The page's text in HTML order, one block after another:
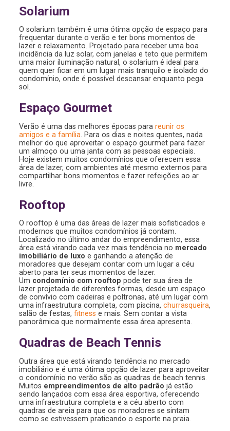
Solarium
O solarium também é uma ótima opção de espaço para
frequentar durante o verão e ter bons momentos de
lazer e relaxamento. Projetado para receber uma boa
incidência da luz solar, com janelas e teto que permitem
uma maior iluminação natural, o solarium é ideal para
quem quer ficar em um lugar mais tranquilo e isolado do
condomínio, onde é possível descansar enquanto pega
sol.
Espaço Gourmet
Verão é uma das melhores épocas parareunir os
amigos e a família . Para os dias e noites quentes, nada
melhor do que aproveitar o espaço gourmet para fazer
um almoço ou uma janta com as pessoas especiais.
Hoje existem muitos condomínios que oferecem essa
área de lazer, com ambientes até mesmo externos para
compartilhar bons momentos e fazer refeições ao ar
livre.
Rooftop
O rooftop é uma das áreas de lazer mais sofisticados e
modernos que muitos condomínios já contam.
Localizado no último andar do empreendimento, essa
área está virando cada vez mais tendência no mercado
imobiliário de luxo e ganhando a atenção de
moradores que desejam contar com um lugar a céu
aberto para ter seus momentos de lazer.
Um condomínio com rooftop pode ter sua área de
lazer projetada de diferentes formas, desde um espaço
de convívio com cadeiras e poltronas, até um lugar com
uma infraestrutura completa, com piscina,churrasqueira,
salão de festas,fitness e mais. Sem contar a vista
panorâmica que normalmente essa área apresenta.
Quadras de Beach Tennis
Outra área que está virando tendência no mercado
imobiliário e é uma ótima opção de lazer para aproveitar
o condomínio no verão são as quadras de beach tennis.
Muitos empreendimentos de alto padrão já estão
sendo lançados com essa área esportiva, oferecendo
uma infraestrutura completa e a céu aberto com
quadras de areia para que os moradores se sintam
como se estivessem praticando o esporte na praia.